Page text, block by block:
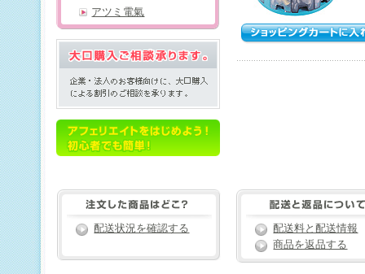
アツミ電氣
配送状況を確認する
配送料と配送情報
商品を返品する